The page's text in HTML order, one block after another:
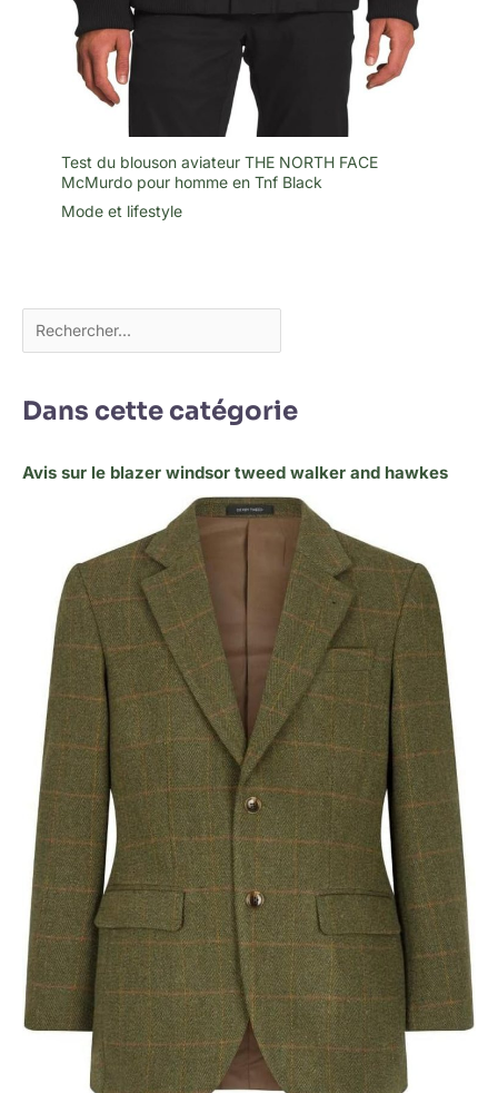
Test du blouson aviateur THE NORTH FACE
McMurdo pour homme en Tnf Black
Mode et lifestyle
Dans cette catégorie
Avis sur le blazer windsor tweed walker and hawkes